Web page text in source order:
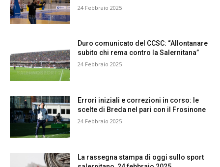
24 Febbraio 2025
Duro comunicato del CCSC: “Allontanare
subito chi rema contro la Salernitana”
24 Febbraio 2025
Errori iniziali e correzioni in corso: le
scelte di Breda nel pari con il Frosinone
24 Febbraio 2025
La rassegna stampa di oggi sullo sport